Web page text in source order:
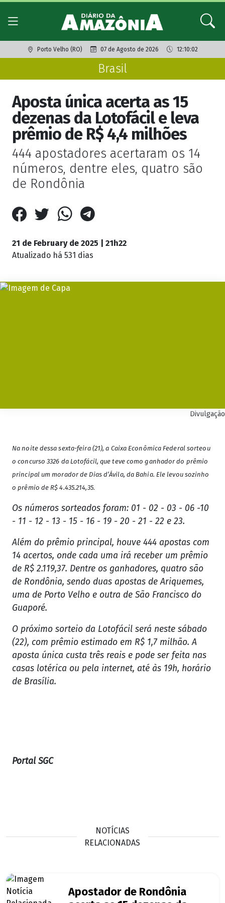
Porto Velho (RO) 07 de Agosto de 2026 12:10:02
Brasil
Aposta única acerta as 15
dezenas da Lotofácil e leva
prêmio de R$ 4,4 milhões
444 apostadores acertaram os 14
números, dentre eles, quatro são
de Rondônia
21 de February de 2025 | 21h22
Atualizado há 531 dias
Divulgação
Na noite dessa sexta-feira (21), a Caixa Econômica Federal sorteou
o concurso 3326 da Lotofácil, que teve como ganhador do prêmio
principal um morador de Dias d’Ávila, da Bahia. Ele levou sozinho
o prêmio de R$ 4.435.214,35.
Os números sorteados foram: 01 - 02 - 03 - 06 -10
- 11 - 12 - 13 - 15 - 16 - 19 - 20 - 21 - 22 e 23.
Além do prêmio principal, houve 444 apostas com
14 acertos, onde cada uma irá receber um prêmio
de R$ 2.119,37. Dentre os ganhadores, quatro são
de Rondônia, sendo duas apostas de Ariquemes,
uma de Porto Velho e outra de São Francisco do
Guaporé.
O próximo sorteio da Lotofácil será neste sábado
(22), com prêmio estimado em R$ 1,7 milhão. A
aposta única custa três reais e pode ser feita nas
casas lotérica ou pela internet, até às 19h, horário
de Brasília.
Portal SGC
NOTÍCIAS
RELACIONADAS
Apostador de Rondônia